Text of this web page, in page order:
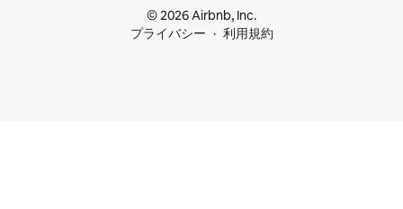
© 2026 Airbnb, Inc.
プライバシー
利用規約